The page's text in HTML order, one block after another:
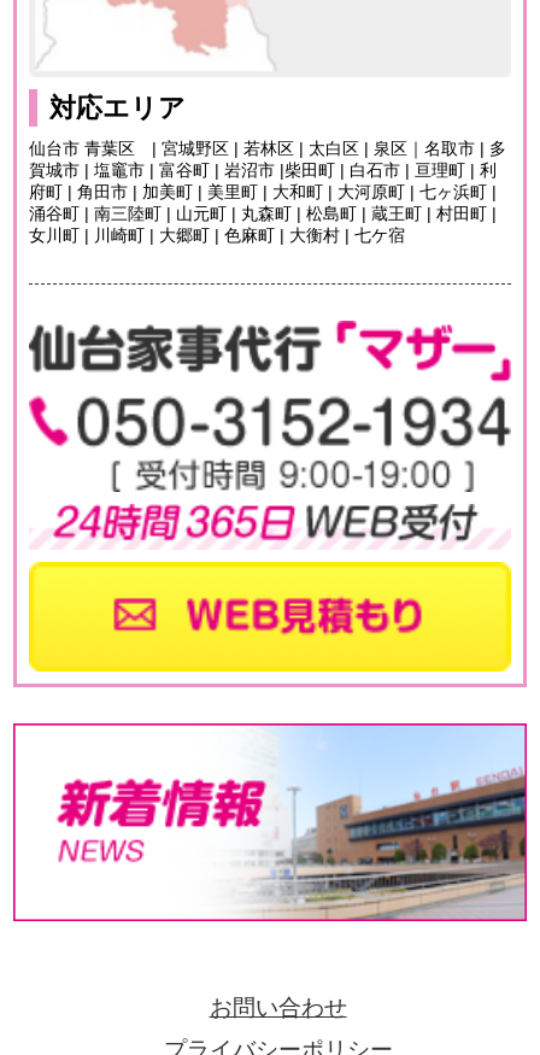
対応エリア
仙台市 青葉区 | 宮城野区 | 若林区 | 太白区 | 泉区｜名取市 | 多
賀城市 | 塩竈市 | 富谷町 | 岩沼市 |柴田町 | 白石市 | 亘理町 | 利
府町 | 角田市 | 加美町 | 美里町 | 大和町 | 大河原町 | 七ヶ浜町 |
涌谷町 | 南三陸町 | 山元町 | 丸森町 | 松島町 | 蔵王町 | 村田町 |
女川町 | 川崎町 | 大郷町 | 色麻町 | 大衡村 | 七ケ宿
お問い合わせ
プライバシーポリシー